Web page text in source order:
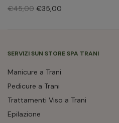
€45,00 €35,00
SERVIZI SUN STORE SPA TRANI
Manicure a Trani
Pedicure a Trani
Trattamenti Viso a Trani
Epilazione